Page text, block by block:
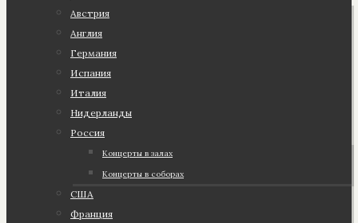
Австрия
Англия
Германия
Испания
Италия
Нидерланды
Россия
Концерты в залах
Концерты в соборах
США
Франция